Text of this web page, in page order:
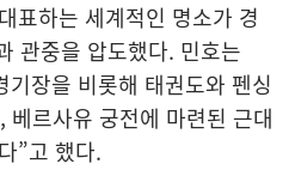
표하는 세계적인 명소가 경
관중을 압도했다. 민호는
장을 비롯해 태권도와 펜싱
베르사유 궁전에 마련된 근대
”고 했다.